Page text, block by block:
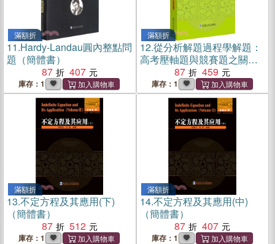
滿額折
11.Hardy-Landau圓內整點問
題（簡體書）
87
407
庫存：1
滿額折
12.從分析解題過程學解題：
高考壓軸題與競賽題之關係
探究（簡體書）
87 459
庫存：1
滿額折
13.不定方程及其應用(下)
（簡體書）
87
512
庫存：1
滿額折
14.不定方程及其應用(中)
（簡體書）
87
407
庫存：1